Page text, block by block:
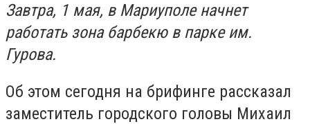
Завтра, 1 мая, в Мариуполе начнет
работать зона барбекю в парке им.
Гурова.
Об этом сегодня на брифинге рассказал
заместитель городского головы Михаил